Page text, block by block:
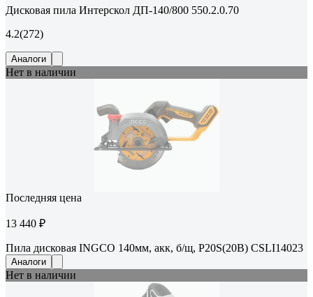
Дисковая пила Интерскол ДП-140/800 550.2.0.70
4.2(272)
Аналоги
Нет в наличии
Последняя цена
13 440 ₽
Пила дисковая INGCO 140мм, акк, б/щ, P20S(20В) CSLI14023
Аналоги
Нет в наличии